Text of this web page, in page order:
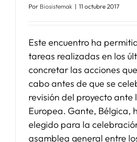
Por Biosistemak | 11 octubre 2017
Este encuentro ha
tareas realizadas en los
concretar las acciones
cabo antes de que se
revisión del proyecto ante
Europea. Gante, Bélgica,
elegido para la
asamblea general entre